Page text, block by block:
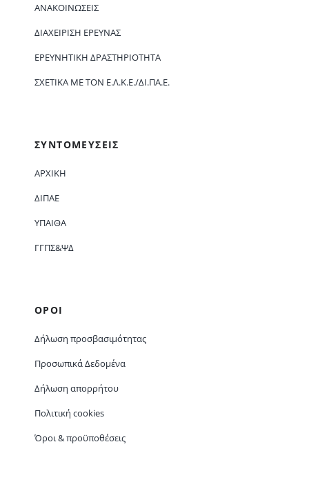
ΑΝΑΚΟΙΝΏΣΕΙΣ
ΔΙΑΧΕΊΡΙΣΗ ΈΡΕΥΝΑΣ
ΕΡΕΥΝΗΤΙΚΉ ΔΡΑΣΤΗΡΙΌΤΗΤΑ
ΣΧΕΤΙΚΆ ΜΕ ΤΟΝ Ε.Λ.Κ.Ε./ΔΙ.ΠΑ.Ε.
ΣΥΝΤΟΜΕΥΣΕΙΣ
ΑΡΧΙΚΗ
ΔΙΠΑΕ
ΥΠΑΙΘΑ
ΓΓΠΣ&ΨΔ
ΟΡΟΙ
Δήλωση προσβασιμότητας
Προσωπικά Δεδομένα
Δήλωση απορρήτου
Πολιτική cookies
Όροι & προϋποθέσεις